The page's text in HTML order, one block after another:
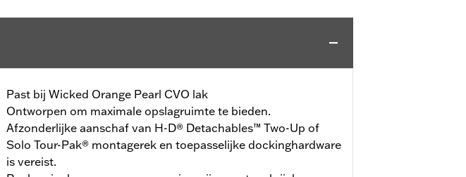
Past bij Wicked Orange Pearl CVO lak
Ontworpen om maximale opslagruimte te bieden.
Afzonderlijke aanschaf van H-D® Detachables™ Two-Up of
Solo Tour-Pak® montagerek en toepasselijke dockinghardware
is vereist.